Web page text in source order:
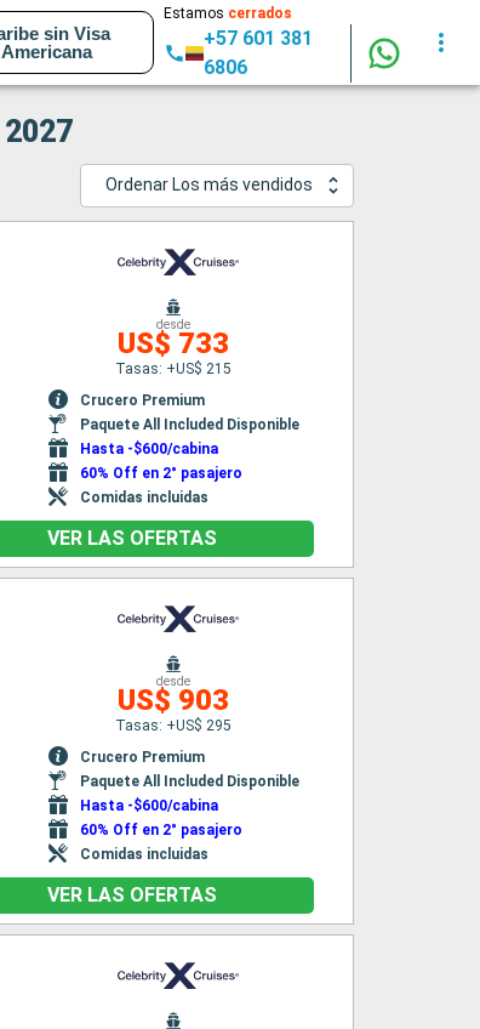
sin Visa
Americana
Estamos cerrados
+57 601 381
6806
Ordenar Los más vendidos
desde
US$ 733
Tasas: +US$ 215
Crucero Premium
Paquete All Included Disponible
Hasta -$600/cabina
60% Off en 2° pasajero
Comidas incluidas
VER LAS OFERTAS
desde
US$ 903
Tasas: +US$ 295
Crucero Premium
Paquete All Included Disponible
Hasta -$600/cabina
60% Off en 2° pasajero
Comidas incluidas
VER LAS OFERTAS